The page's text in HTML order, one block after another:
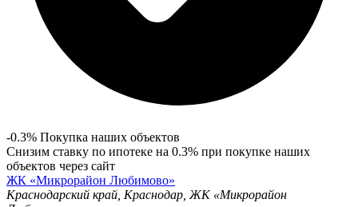
-0.3% Покупка наших объектов
Снизим ставку по ипотеке на 0.3% при покупке наших
объектов через сайт
ЖК «Микрорайон Любимово»
Краснодарский край, Краснодар, ЖК «Микрорайон